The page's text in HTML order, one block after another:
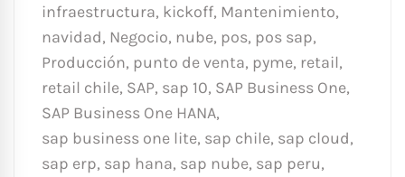
infraestructura, kickoff, Mantenimiento,
navidad, Negocio, nube, pos, pos sap,
Producción, punto de venta, pyme, retail,
retail chile, SAP, sap 10, SAP Business One,
SAP Business One HANA,
sap business one lite, sap chile, sap cloud,
sap erp, sap hana, sap nube, sap peru,